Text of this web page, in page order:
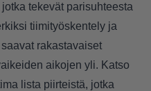
tekevät parisuhteesta
tiimityöskentely ja
rakastavaiset
aikojen yli. Katso
lista piirteistä, jotka